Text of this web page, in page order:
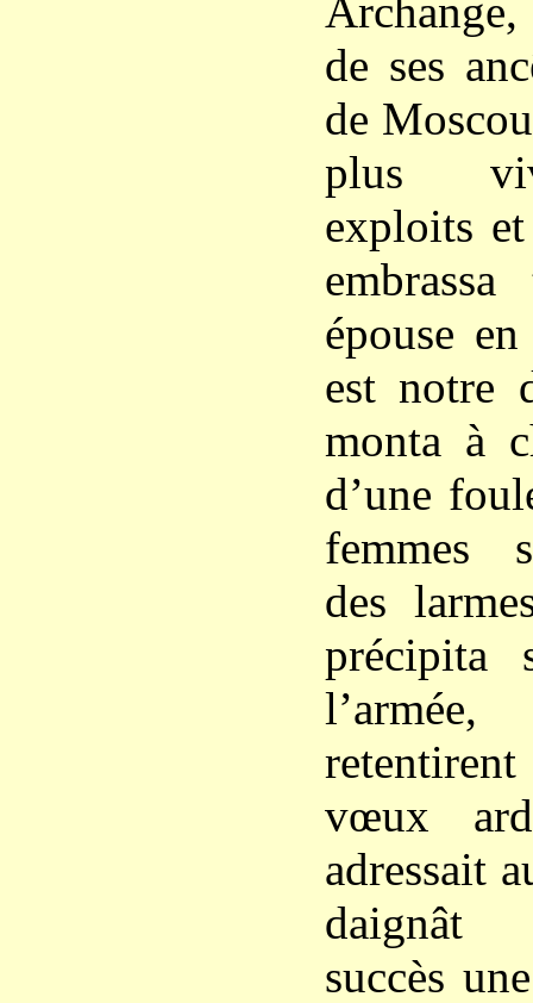
de ses
de
plus
exploits
épouse
est notre
monta à
d’une
femmes
des
précipita
vœux
adressait
daignât
succès